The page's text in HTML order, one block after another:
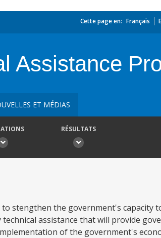
Cette page en: Français
Assistance
ET MÉDIAS
RÉSULTATS
to stengthen the government's capacity
assistance that will provide
of the government's